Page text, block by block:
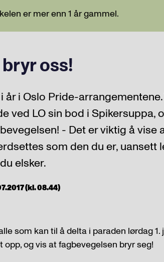
er mer enn 1 år gammel.
oss!
år i Oslo Pride-
ved LO sin bod i Spikersuppa,
- Det er viktig å vise
som den du er, uansett
elsker.
(kl. 08.44)
som kan til å delta i paraden lørdag
opp, og vis at fagbevegelsen bryr seg!